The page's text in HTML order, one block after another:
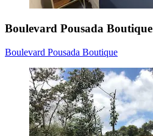
Boulevard Pousada Boutique
Boulevard Pousada Boutique